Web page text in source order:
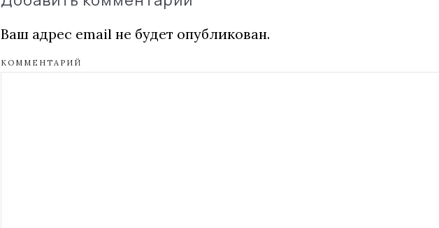
Ваш адрес email не будет опубликован.
КОММЕНТАРИЙ